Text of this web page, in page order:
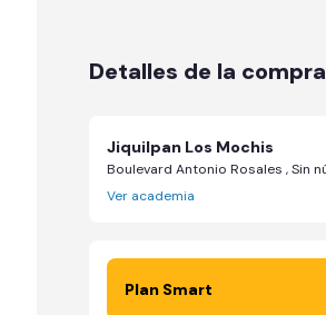
Detalles de la compra
Jiquilpan Los Mochis
Ver academia
Plan Smart